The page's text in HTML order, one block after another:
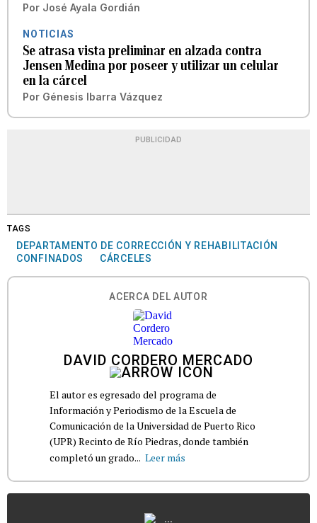
Por José Ayala Gordián
NOTICIAS
Se atrasa vista preliminar en alzada contra
Jensen Medina por poseer y utilizar un celular
en la cárcel
Por Génesis Ibarra Vázquez
PUBLICIDAD
TAGS
DEPARTAMENTO DE CORRECCIÓN Y REHABILITACIÓN
CONFINADOS
CÁRCELES
ACERCA DEL AUTOR
DAVID CORDERO MERCADO
El autor es egresado del programa de
Información y Periodismo de la Escuela de
Comunicación de la Universidad de Puerto Rico
(UPR) Recinto de Río Piedras, donde también
completó un grado... Leer más
...